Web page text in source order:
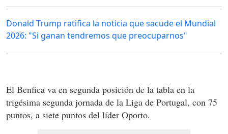
Donald Trump ratifica la noticia que sacude el Mundial
2026: "Si ganan tendremos que preocuparnos"
El Benfica va en segunda posición de la tabla en la
trigésima segunda jornada de la Liga de Portugal, con 75
puntos, a siete puntos del líder Oporto.